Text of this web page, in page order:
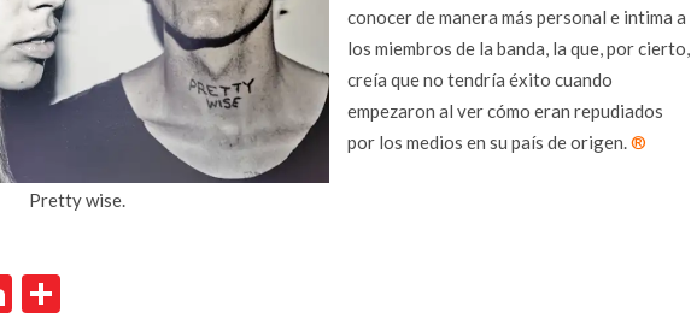
Pretty wise.
conocer de manera más personal e intima a
los miembros de la banda, la que, por cierto,
creía que no tendría éxito cuando
empezaron al ver cómo eran repudiados
por los medios en su país de origen.®
LinkedIn